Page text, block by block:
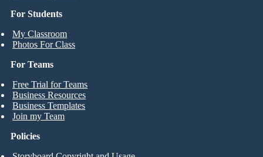
For Students
My Classroom
Photos For Class
For Teams
Free Trial for Teams
Business Resources
Business Templates
Join my Team
Policies